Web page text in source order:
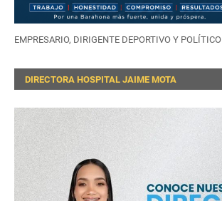
EMPRESARIO, DIRIGENTE DEPORTIVO Y POLÍTICO
DIRECTORA HOSPITAL JAIME MOTA